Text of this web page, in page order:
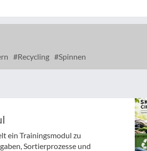
Recycling Spinnen
ein Trainingsmodul zu
Sortierprozesse und